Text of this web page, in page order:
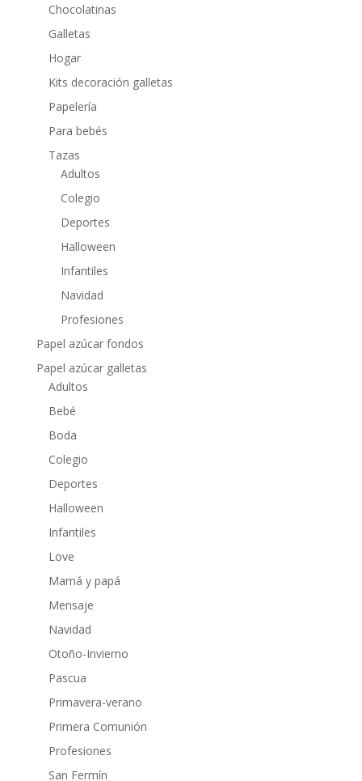
Chocolatinas
Galletas
Hogar
Kits decoración galletas
Papelería
Para bebés
Tazas
Adultos
Colegio
Deportes
Halloween
Infantiles
Navidad
Profesiones
Papel azúcar fondos
Papel azúcar galletas
Adultos
Bebé
Boda
Colegio
Deportes
Halloween
Infantiles
Love
Mamá y papá
Mensaje
Navidad
Otoño-Invierno
Pascua
Primavera-verano
Primera Comunión
Profesiones
San Fermín